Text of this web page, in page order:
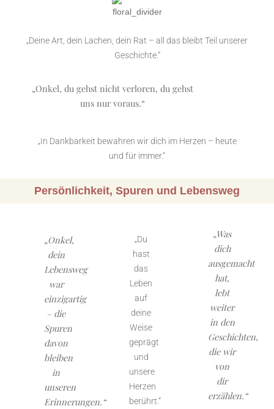
„Deine Art, dein Lachen, dein Rat – all das bleibt Teil unserer
Geschichte.“
„Onkel, du gehst nicht verloren, du gehst
uns nur voraus.“
„In Dankbarkeit bewahren wir dich im Herzen – heute
und für immer.“
Persönlichkeit, Spuren und Lebensweg
„Onkel,
dein
Lebensweg
war
einzigartig
– die
Spuren
davon
bleiben
in
unseren
Erinnerungen.“
„Du
hast
das
Leben
auf
deine
Weise
geprägt
und
unsere
Herzen
berührt.“
„Was
dich
ausgemacht
hat,
lebt
weiter
in den
Geschichten,
die wir
von
dir
erzählen.“